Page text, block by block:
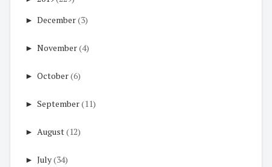
► December(3)
► November(4)
► October(6)
► September(11)
► August(12)
► July(34)